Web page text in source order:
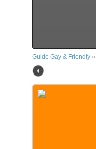
Guide Gay & Friendly »